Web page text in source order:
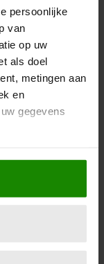
persoonlijke
van
op uw
als doel
metingen aan
en
gegevens
kan zijn
(fingerprinting)